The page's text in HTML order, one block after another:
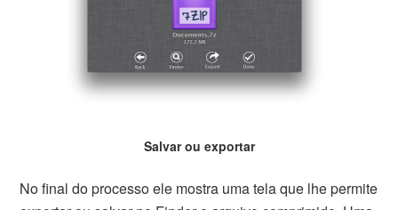
Salvar ou exportar
No final do processo ele mostra uma tela que lhe permite